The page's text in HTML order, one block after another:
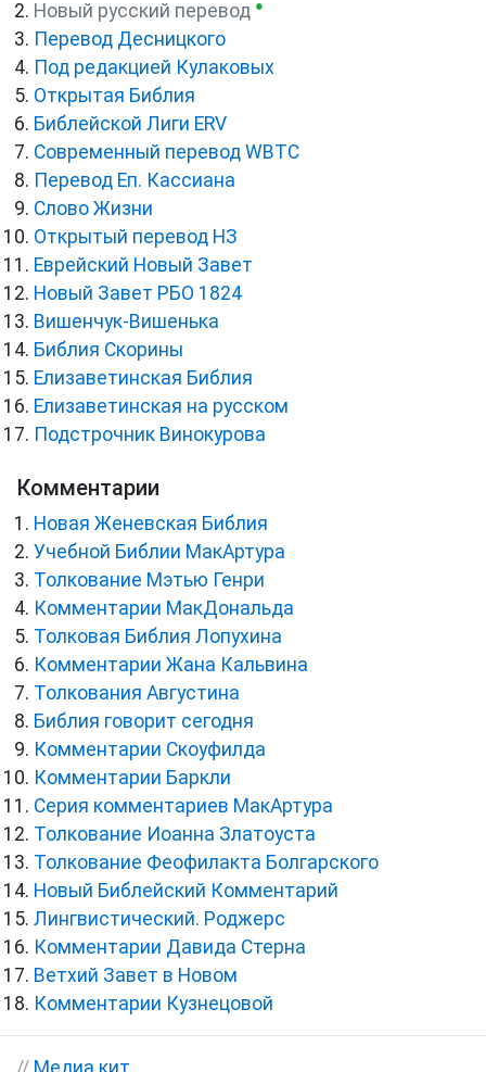
Новый русский перевод ●
Перевод Десницкого
Под редакцией Кулаковых
Открытая Библия
Библейской Лиги ERV
Cовременный перевод WBTC
Перевод Еп. Кассиана
Слово Жизни
Открытый перевод НЗ
Еврейский Новый Завет
Новый Завет РБО 1824
Вишенчук-Вишенька
Библия Скорины
Елизаветинская Библия
Елизаветинская на русском
Подстрочник Винокурова
Комментарии
Новая Женевская Библия
Учебной Библии МакАртура
Толкование Мэтью Генри
Комментарии МакДональда
Толковая Библия Лопухина
Комментарии Жана Кальвина
Толкования Августина
Библия говорит сегодня
Комментарии Скоуфилда
Комментарии Баркли
Серия комментариев МакАртура
Толкование Иоанна Златоуста
Толкование Феофилакта Болгарского
Новый Библейский Комментарий
Лингвистический. Роджерс
Комментарии Давида Стерна
Ветхий Завет в Новом
Комментарии Кузнецовой
// Медиа кит